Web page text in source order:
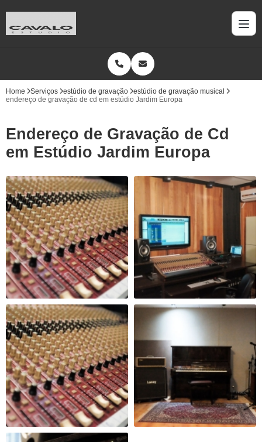
Home Serviços estúdio de gravação
estúdio de gravação musical
endereço de gravação de cd em estúdio Jardim Europa
Endereço de Gravação de Cd
em Estúdio Jardim Europa